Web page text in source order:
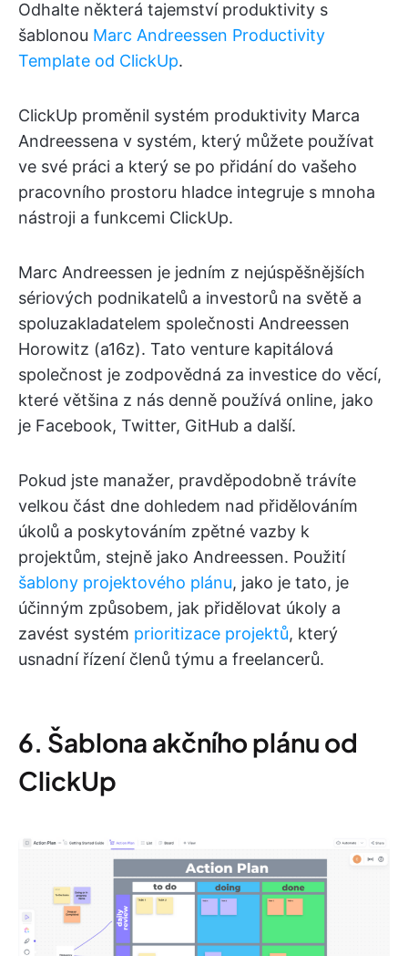
Odhalte některá tajemství produktivity s
šablonou Marc Andreessen Productivity
Template od ClickUp.
ClickUp proměnil systém produktivity Marca
Andreessena v systém, který můžete používat
ve své práci a který se po přidání do vašeho
pracovního prostoru hladce integruje s mnoha
nástroji a funkcemi ClickUp.
Marc Andreessen je jedním z nejúspěšnějších
sériových podnikatelů a investorů na světě a
spoluzakladatelem společnosti Andreessen
Horowitz (a16z). Tato venture kapitálová
společnost je zodpovědná za investice do věcí,
které většina z nás denně používá online, jako
je Facebook, Twitter, GitHub a další.
Pokud jste manažer, pravděpodobně trávíte
velkou část dne dohledem nad přidělováním
úkolů a poskytováním zpětné vazby k
projektům, stejně jako Andreessen. Použití
šablony projektového plánu, jako je tato, je
účinným způsobem, jak přidělovat úkoly a
zavést systém prioritizace projektů, který
usnadní řízení členů týmu a freelancerů.
6. Šablona akčního plánu od
ClickUp